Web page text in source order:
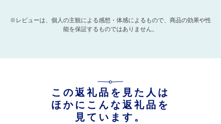
※レビューは、個人の主観による感想・体感によるもので、商品の効果や性
能を保証するものではありません。
この返礼品を見た人は
ほかにこんな返礼品を
見ています。